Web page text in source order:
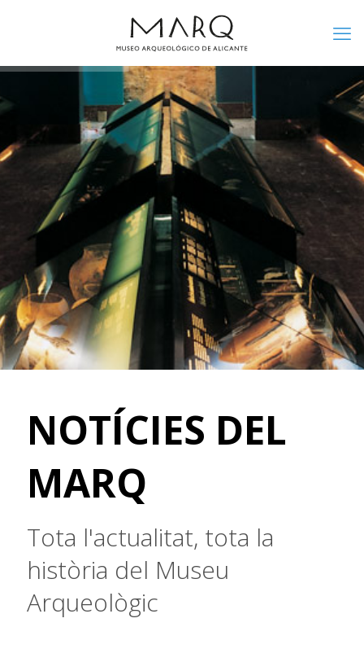
NOTÍCIES DEL
MARQ
Tota l'actualitat, tota la
història del Museu
Arqueològic